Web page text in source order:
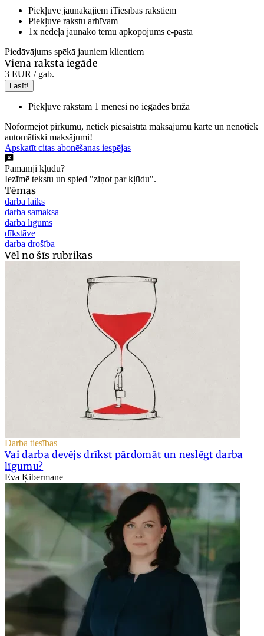
Piekļuve jaunākajiem iTiesības rakstiem
Piekļuve rakstu arhīvam
1x nedēļā jaunāko tēmu apkopojums e-pastā
Piedāvājums spēkā jauniem klientiem
Viena raksta iegāde
3 EUR / gab.
Lasīt!
Piekļuve rakstam 1 mēnesi no iegādes brīža
Noformējot pirkumu, netiek piesaistīta maksājumu karte un nenotiek
automātiski maksājumi!
Apskatīt citas abonēšanas iespējas
Pamanīji kļūdu?
Iezīmē tekstu un spied "ziņot par kļūdu".
Tēmas
darba laiks
darba samaksa
darba līgums
dīkstāve
darba drošība
Vēl no šīs rubrikas
Darba tiesības
Vai darba devējs drīkst pārdomāt un neslēgt darba
līgumu?
Eva Ķibermane